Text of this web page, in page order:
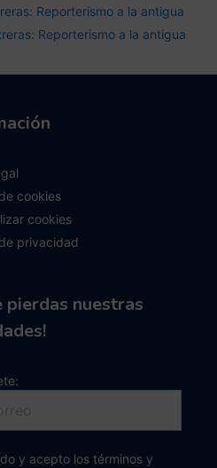
Reporterismo a la antigua
Reporterismo a la antigua
cookies
cookies
privacidad
pierdas nuestras
y acepto los términos y